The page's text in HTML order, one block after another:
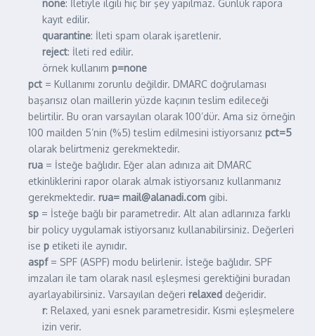
none: İletiyle ilgili hiç bir şey yapılmaz. Günlük rapora
kayıt edilir.
quarantine: İleti spam olarak işaretlenir.
reject: İleti red edilir.
örnek kullanım p=none
pct = Kullanımı zorunlu değildir. DMARC doğrulaması
başarısız olan maillerin yüzde kaçının teslim edileceği
belirtilir. Bu oran varsayılan olarak 100’dür. Ama siz örneğin
100 mailden 5’nin (%5) teslim edilmesini istiyorsanız pct=5
olarak belirtmeniz gerekmektedir.
rua = İsteğe bağlıdır. Eğer alan adınıza ait DMARC
etkinliklerini rapor olarak almak istiyorsanız kullanmanız
gerekmektedir. rua= mail@alanadi.com gibi.
sp = İsteğe bağlı bir parametredir. Alt alan adlarınıza farklı
bir policy uygulamak istiyorsanız kullanabilirsiniz. Değerleri
ise p etiketi ile aynıdır.
aspf= SPF (ASPF) modu belirlenir. İsteğe bağlıdır. SPF
imzaları ile tam olarak nasıl eşleşmesi gerektiğini buradan
ayarlayabilirsiniz. Varsayılan değeri relaxed değeridir.
r: Relaxed, yani esnek parametresidir. Kısmi eşleşmelere
izin verir.